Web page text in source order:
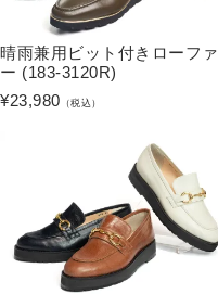
晴雨兼用ビット付きローファ
ー (183-3120R)
¥23,980 （税込）